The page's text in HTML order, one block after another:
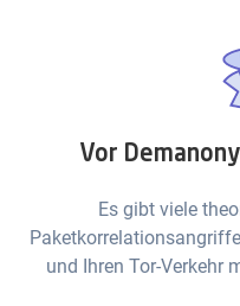
Vor
Es gibt viele
und Ihren Tor-Verkehr